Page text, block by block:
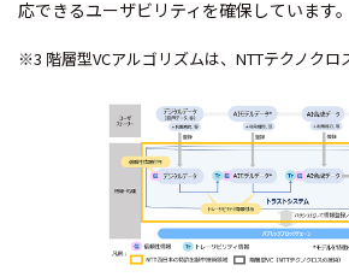
応できるユーザビリティを確保しています。
※3 階層型VCアルゴリズムは、NTTテクノクロ